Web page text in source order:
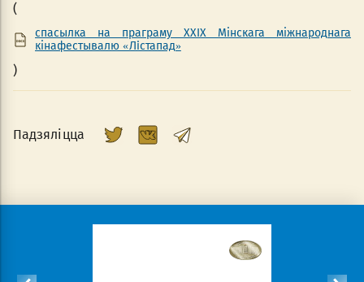
(
спасылка на праграму ХХIХ Мінскага міжнароднага
кінафестывалю «Лiстапад»
)
Падзяліцца